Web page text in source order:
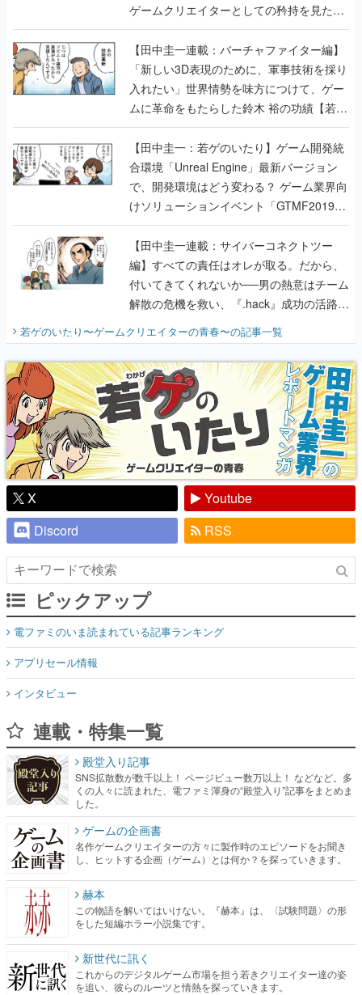
ゲームクリエイターとしての矜持を見た
【若ゲのいたり最終回】
【田中圭一連載：バーチャファイター編】
「新しい3D表現のために、軍事技術を採り
入れたい」世界情勢を味方につけて、ゲー
ムに革命をもたらした鈴木 裕の功績【若ゲ
のいたり】
【田中圭一：若ゲのいたり】ゲーム開発統
合環境「Unreal Engine」最新バージョン
で、開発環境はどう変わる？ ゲーム業界向
けソリューションイベント「GTMF2019」
に行って、より理解を深めよう【PR】
【田中圭一連載：サイバーコネクトツー
編】すべての責任はオレが取る。だから、
付いてきてくれないか──男の熱意はチーム
解散の危機を救い、『.hack』成功の活路を
開く。業界の快男児・松山 洋に流れる血は
『少年ジャンプ』色だった【若ゲのいた
り】
若ゲのいたり〜ゲームクリエイターの青春〜の記事一覧
X
Youtube
Discord
RSS
ピックアップ
電ファミのいま読まれている記事ランキング
アプリセール情報
インタビュー
連載・特集一覧
殿堂入り記事
SNS拡散数が数千以上！ ページビュー数万以上！ などなど。多
くの人々に読まれた、電ファミ渾身の“殿堂入り”記事をまとめま
した。
ゲームの企画書
名作ゲームクリエイターの方々に製作時のエピソードをお聞き
し、ヒットする企画（ゲーム）とは何か？を探っていきます。
赫本
この物語を解いてはいけない。『赫本』は、〈試験問題〉の形
をした短編ホラー小説集です。
新世代に訊く
これからのデジタルゲーム市場を担う若きクリエイター達の姿
を追い、彼らのルーツと情熱を探っていきます。